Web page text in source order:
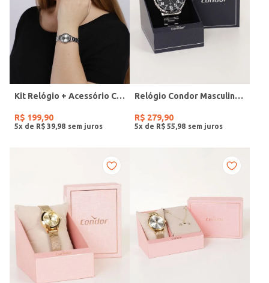
Kit Relógio + Acessório Condor Feminino PRATA
R$ 199,90
5x de R$ 39 98
Relógio Condor Masculino PRATA
R$ 279,90
5x de R$ 55 98